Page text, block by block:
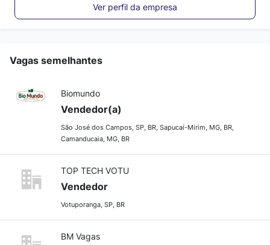
Ver perfil da empresa
Vagas semelhantes
Biomundo
Vendedor(a)
São José dos Campos, SP, BR, Sapucaí-Mirim, MG, BR,
Camanducaia, MG, BR
TOP TECH VOTU
Vendedor
Votuporanga, SP, BR
BM Vagas